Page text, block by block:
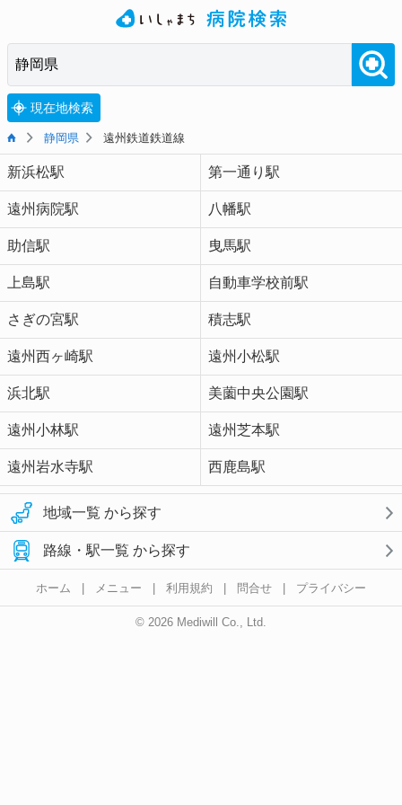
現在地検索
静岡県 遠州鉄道鉄道線
新浜松駅 第一通り駅
遠州病院駅 八幡駅
助信駅 曳馬駅
上島駅 自動車学校前駅
さぎの宮駅 積志駅
遠州西ヶ崎駅 遠州小松駅
浜北駅 美薗中央公園駅
遠州小林駅 遠州芝本駅
遠州岩水寺駅 西鹿島駅
地域一覧 から探す
路線・駅一覧 から探す
ホーム | メニュー | 利用規約 | 問合せ | プライバシー
© 2026 Mediwill Co., Ltd.